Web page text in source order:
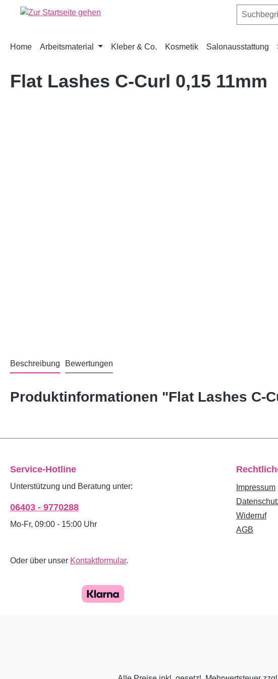
Zur Hauptnavigation springen
Home Arbeitsmaterial Kleber & Co. Kosmetik Salonausstattung
Flat Lashes C-Curl 0,15 11mm
Beschreibung Bewertungen
Produktinformationen "Flat Lashes C-
Service-Hotline
Unterstützung und Beratung unter:
06403 - 9770288
Mo-Fr, 09:00 - 15:00 Uhr
Oder über unser Kontaktformular.
Impressum
Widerruf
AGB